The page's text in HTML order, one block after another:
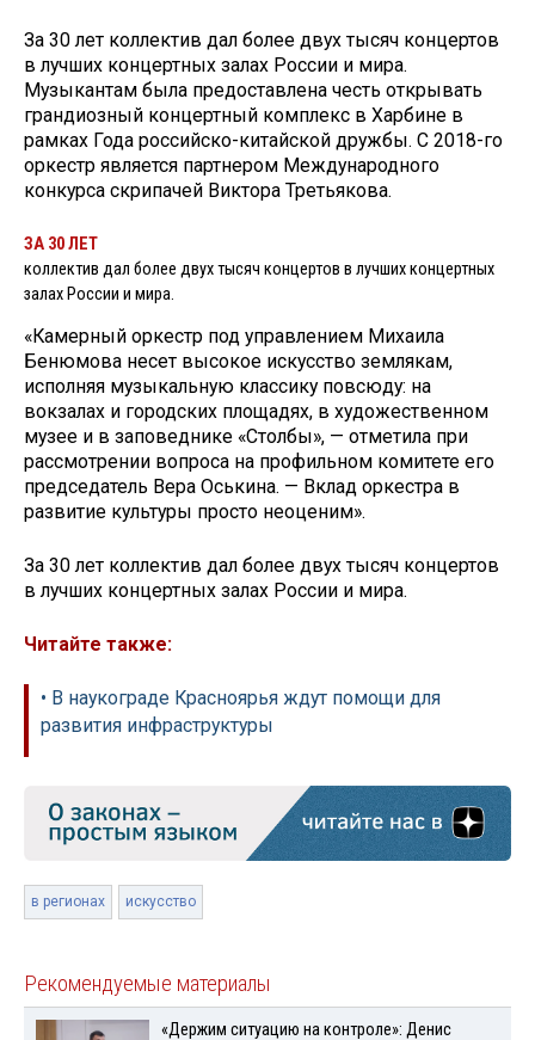
За 30 лет коллектив дал более двух тысяч концертов
в лучших концертных залах России и мира.
Музыкантам была предоставлена честь открывать
грандиозный концертный комплекс в Харбине в
рамках Года российско-­китайской дружбы. С 2018-­го
оркестр является партнером Международного
конкурса скрипачей Виктора Третьякова.
ЗА 30 ЛЕТ
коллектив дал более двух тысяч концертов в лучших концертных
залах России и мира.
«Камерный оркестр под управлением Михаила
Бенюмова несет высокое искусство землякам,
исполняя музыкальную классику повсюду: на
вокзалах и городских площадях, в художественном
музее и в заповеднике «Столбы», — отметила при
рассмотрении вопроса на профильном комитете его
председатель Вера Оськина. — Вклад оркестра в
развитие культуры просто неоценим».
За 30 лет коллектив дал более двух тысяч концертов
в лучших концертных залах России и мира.
Читайте также:
• В наукограде Красноярья ждут помощи для
развития инфраструктуры
в регионах искусство
Рекомендуемые материалы
«Держим ситуацию на контроле»: Денис